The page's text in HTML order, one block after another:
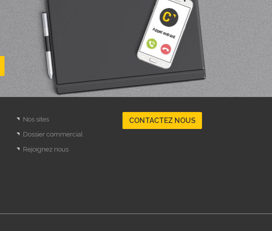
Nos sites
Dossier commercial
Rejoignez nous
CONTACTEZ NOUS